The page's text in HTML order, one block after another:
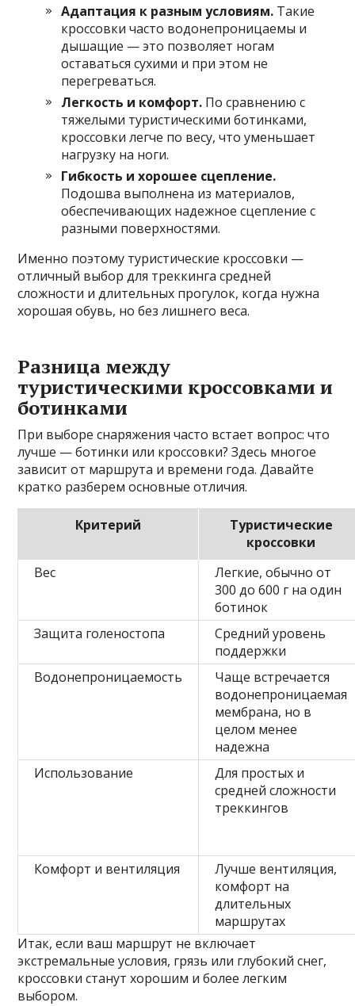
Адаптация к разным условиям. Такие
кроссовки часто водонепроницаемы и
дышащие — это позволяет ногам
оставаться сухими и при этом не
перегреваться.
Легкость и комфорт. По сравнению с
тяжелыми туристическими ботинками,
кроссовки легче по весу, что уменьшает
нагрузку на ноги.
Гибкость и хорошее сцепление.
Подошва выполнена из материалов,
обеспечивающих надежное сцепление с
разными поверхностями.
Именно поэтому туристические кроссовки —
отличный выбор для треккинга средней
сложности и длительных прогулок, когда нужна
хорошая обувь, но без лишнего веса.
Разница между
туристическими кроссовками и
ботинками
При выборе снаряжения часто встает вопрос: что
лучше — ботинки или кроссовки? Здесь многое
зависит от маршрута и времени года. Давайте
кратко разберем основные отличия.
Критерий
Туристические
кроссовки
Вес
Легкие, обычно от
300 до 600 г на один
ботинок
Защита голеностопа
Средний уровень
поддержки
Водонепроницаемость
Чаще встречается
водонепроницаемая
мембрана, но в
целом менее
надежна
Использование
Для простых и
средней сложности
треккингов
Комфорт и вентиляция
Лучше вентиляция,
комфорт на
длительных
маршрутах
Итак, если ваш маршрут не включает
экстремальные условия, грязь или глубокий снег,
кроссовки станут хорошим и более легким
выбором.